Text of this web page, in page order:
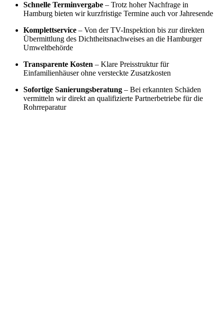
Schnelle Terminvergabe – Trotz hoher Nachfrage in
Hamburg bieten wir kurzfristige Termine auch vor Jahresende
Komplettservice – Von der TV-Inspektion bis zur direkten
Übermittlung des Dichtheitsnachweises an die Hamburger
Umweltbehörde
Transparente Kosten – Klare Preisstruktur für
Einfamilienhäuser ohne versteckte Zusatzkosten
Sofortige Sanierungsberatung – Bei erkannten Schäden
vermitteln wir direkt an qualifizierte Partnerbetriebe für die
Rohrreparatur